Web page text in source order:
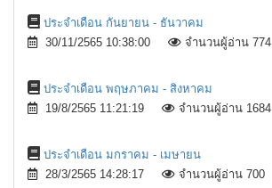
ประจำเดือน กันยายน - ธันวาคม
30/11/2565 10:38:00
จำนวนผู้อ่าน 774
ประจำเดือน พฤษภาคม - สิงหาคม
19/8/2565 11:21:19
จำนวนผู้อ่าน 1684
ประจำเดือน มกราคม - เมษายน
28/3/2565 14:28:17
จำนวนผู้อ่าน 700